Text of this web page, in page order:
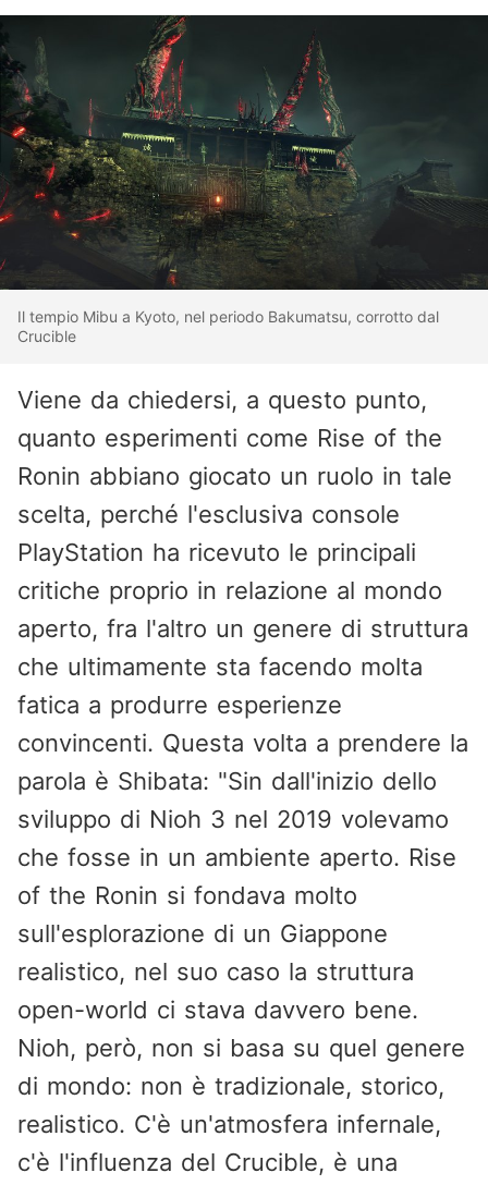
Il tempio Mibu a Kyoto, nel periodo Bakumatsu, corrotto dal
Crucible
Viene da chiedersi, a questo punto,
quanto esperimenti come Rise of the
Ronin abbiano giocato un ruolo in tale
scelta, perché l'esclusiva console
PlayStation ha ricevuto le principali
critiche proprio in relazione al mondo
aperto, fra l'altro un genere di struttura
che ultimamente sta facendo molta
fatica a produrre esperienze
convincenti. Questa volta a prendere la
parola è Shibata: "Sin dall'inizio dello
sviluppo di Nioh 3 nel 2019 volevamo
che fosse in un ambiente aperto. Rise
of the Ronin si fondava molto
sull'esplorazione di un Giappone
realistico, nel suo caso la struttura
open-world ci stava davvero bene.
Nioh, però, non si basa su quel genere
di mondo: non è tradizionale, storico,
realistico. C'è un'atmosfera infernale,
c'è l'influenza del Crucible, è una